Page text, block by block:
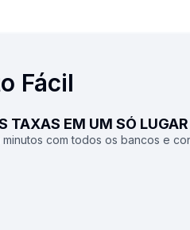
Fácil
TAXAS EM UM SÓ LUGAR
com todos os bancos e